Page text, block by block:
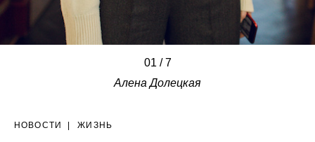
01 / 7
Алена Долецкая
//////
НОВОСТИ ЖИЗНЬ